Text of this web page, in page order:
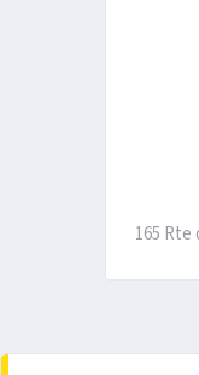
165 Rte